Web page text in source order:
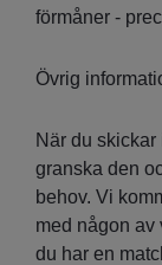
förmåner -
Övrig
När du
granska den
behov. Vi
med någon av
du har en